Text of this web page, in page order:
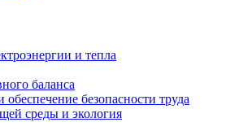
и тепла
баланса
обеспечение безопасности труда
среды и экология